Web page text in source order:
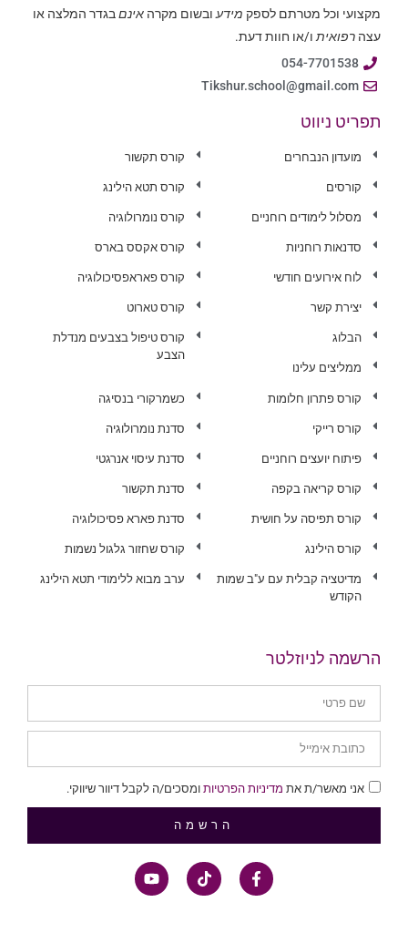
מקצועי וכל מטרתם לספק מידעובשום מקרה אינםבגדר המלצה או
עצה רפואיתו/או חוות דעת.
054-7701538
Tikshur.school@gmail.com
תפריט ניווט
מועדון הנבחרים
קורסים
מסלול לימודים רוחניים
סדנאות רוחניות
לוח אירועים חודשי
יצירת קשר
הבלוג
ממליצים עלינו
קורס תקשור
קורס תטא הילינג
קורס נומרולוגיה
קורס אקסס בארס
קורס פאראפסיכולוגיה
קורס טארוט
קורס טיפול בצבעים מנדלת
הצבע
קורס פתרון חלומות
קורס רייקי
פיתוח יועצים רוחניים
קורס קריאה בקפה
קורס תפיסה על חושית
קורס הילינג
מדיטציה קבלית עם ע"ב שמות
הקודש
כשמרקורי בנסיגה
סדנת נומרולוגיה
סדנת עיסוי אנרגטי
סדנת תקשור
סדנת פארא פסיכולוגיה
קורס שחזור גלגול נשמות
ערב מבוא ללימודי תטא הילינג
הרשמה לניוזלטר
אני מאשר/ת את מדיניות הפרטיות ומסכים/ה לקבל דיוור שיווקי.
הרשמה